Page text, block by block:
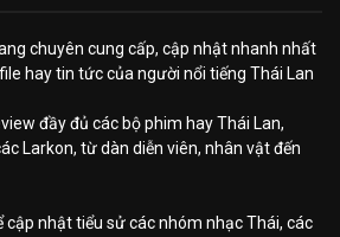
chuyên cung cấp, cập nhật nhanh nhất
hay tin tức của người nổi tiếng Thái Lan
đầy đủ các bộ phim hay Thái Lan,
Larkon, từ dàn diễn viên, nhân vật đến
cập nhật tiểu sử các nhóm nhạc Thái, các